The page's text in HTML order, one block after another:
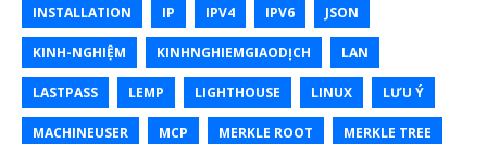
INSTALLATION IP IPV4 IPV6 JSON
KINH-NGHIỆM KINHNGHIEMGIAODỊCH LAN
LASTPASS LEMP LIGHTHOUSE LINUX LƯU Ý
MACHINEUSER MCP MERKLE ROOT MERKLE TREE